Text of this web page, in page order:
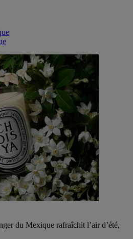
du Mexique rafraîchit l’air d’été,